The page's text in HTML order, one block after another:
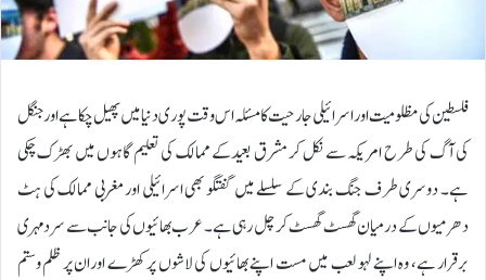
فلسطین کی مظلومیت اوراسرائیلی جارحیت کا مسئلہ اس وقت پوری دنیامیں پھیل چکاہے اور جنگل
کی آگ کی طرح امریکہ سے نکل کر مشرق بعیدکے ممالک کی تعلیم گاہوں میں بھڑک چکی
ہے۔ دوسری طرف جنگ بندی کے سلسلے میں گفتگو بھی اسرائیلی اورمغربی ممالک کی ہٹ
دھرمیوں کے درمیان گھسٹ گھسٹ کر چل رہی ہے۔ عرب بھائیوں کی جانب سے سرد مہری
برقرار ہے، وہ اپنے لہو لعب میں مست اپنے بھائیوں کی لاشوں پر کھڑے اوران پر ظلم وستم